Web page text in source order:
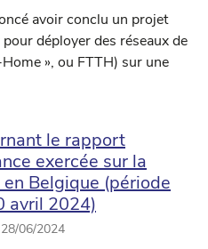
avoir conclu un projet
déployer des réseaux de
», ou FTTH) sur une
le rapport
exercée sur la
Belgique (période
avril 2024)
28/06/2024